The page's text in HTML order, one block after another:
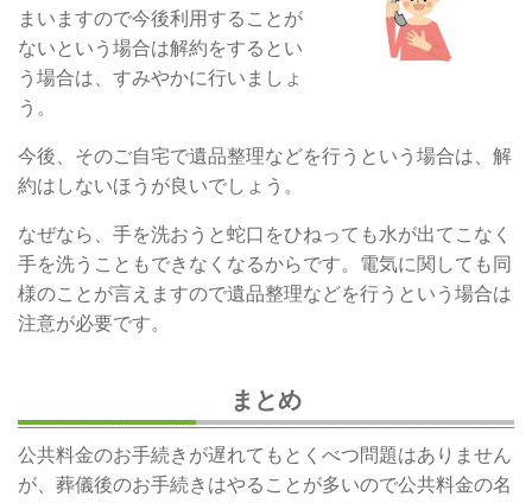
まいますので今後利用することが
ないという場合は解約をするとい
う場合は、すみやかに行いましょ
う。
今後、そのご自宅で遺品整理などを行うという場合は、解
約はしないほうが良いでしょう。
なぜなら、手を洗おうと蛇口をひねっても水が出てこなく
手を洗うこともできなくなるからです。電気に関しても同
様のことが言えますので遺品整理などを行うという場合は
注意が必要です。
まとめ
公共料金のお手続きが遅れてもとくべつ問題はありません
が、葬儀後のお手続きはやることが多いので公共料金の名